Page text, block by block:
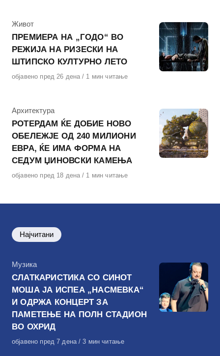
КАтегорија
Живот
ПРЕМИЕРА НА „ГОДО“ ВО
РЕЖИЈА НА РИЗЕСКИ НА
ШТИПСКО КУЛТУРНО ЛЕТО
Објавено
објавено пред 26 дена 1 мин читање
КАтегорија
Архитектура
РОТЕРДАМ ЌЕ ДОБИЕ НОВО
ОБЕЛЕЖЈЕ ОД 240 МИЛИОНИ
ЕВРА, ЌЕ ИМА ФОРМА НА
СЕДУМ ЏИНОВСКИ КАМЕЊА
Објавено
објавено пред 18 дена 1 мин читање
Најчитани
КАтегорија
Музика
СЛАТКАРИСТИКА СО СИНОТ
МОША ЈА ИСПЕА „НАСМЕВКА“
И ОДРЖА КОНЦЕРТ ЗА
ПАМЕТЕЊЕ НА ПОЛН СТАДИОН
ВО ОХРИД
Објавено
објавено пред 7 дена 3 мин читање